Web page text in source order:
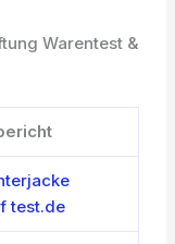
Warentest &
test.de